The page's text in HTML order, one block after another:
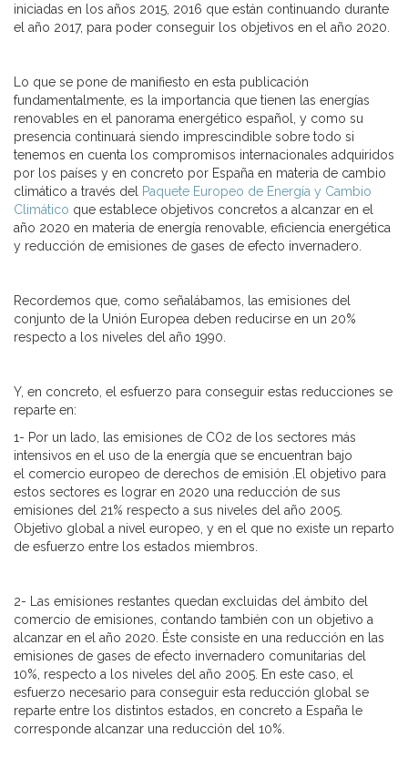
iniciadas en los años 2015, 2016 que están continuando durante
el año 2017, para poder conseguir los objetivos en el año 2020.
Lo que se pone de manifiesto en esta publicación
fundamentalmente, es la importancia que tienen las energías
renovables en el panorama energético español, y como su
presencia continuará siendo imprescindible sobre todo si
tenemos en cuenta los compromisos internacionales adquiridos
por los países y en concreto por España en materia de cambio
climático a través del
Paquete Europeo de Energía y Cambio
Climático que establece objetivos concretos a alcanzar en el
año 2020 en materia de energía renovable, eficiencia energética
y reducción de emisiones de gases de efecto invernadero.
Recordemos que, como señalábamos, las emisiones del
conjunto de la Unión Europea deben reducirse en un 20%
respecto a los niveles del año 1990.
Y, en concreto, el esfuerzo para conseguir estas reducciones se
reparte en:
1- Por un lado, las emisiones de CO2 de los sectores más
intensivos en el uso de la energía que se encuentran bajo
el comercio europeo de derechos de emisión .El objetivo para
estos sectores es lograr en 2020 una reducción de sus
emisiones del 21% respecto a sus niveles del año 2005.
Objetivo global a nivel europeo, y en el que no existe un reparto
de esfuerzo entre los estados miembros.
2- Las emisiones restantes quedan excluidas del ámbito del
comercio de emisiones, contando también con un objetivo a
alcanzar en el año 2020. Éste consiste en una reducción en las
emisiones de gases de efecto invernadero comunitarias del
10%, respecto a los niveles del año 2005. En este caso, el
esfuerzo necesario para conseguir esta reducción global se
reparte entre los distintos estados, en concreto a España le
corresponde alcanzar una reducción del 10%.